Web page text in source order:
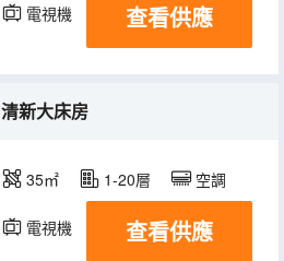
電視機 查看供應
清新大床房
35㎡ 1-20層 空調
電視機 查看供應